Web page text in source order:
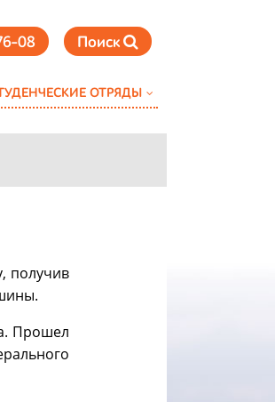
08 Поиск
ОТРЯДЫ
получив
Прошел